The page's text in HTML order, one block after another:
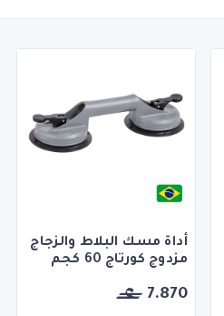
أداة مسك البلاط والزجاج
مزدوج كورتاج 60 كجم
7.870